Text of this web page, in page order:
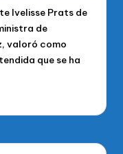
Ivelisse Prats de
de
valoró como
que se ha